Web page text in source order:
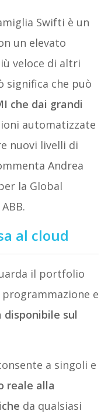
Swifti è un
un elevato
veloce di altri
significa che può
che dai grandi
automatizzate
nuovi livelli di
Andrea
la Global
al cloud
il portfolio
e
disponibile sul
a singoli e
reale alla
da qualsiasi